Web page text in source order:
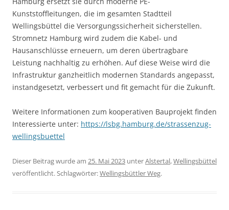
Kunststoffleitungen, die im gesamten Stadtteil
Wellingsbüttel die Versorgungssicherheit sicherstellen.
Stromnetz Hamburg wird zudem die Kabel- und
Hausanschlüsse erneuern, um deren übertragbare
Leistung nachhaltig zu erhöhen. Auf diese Weise wird die
Infrastruktur ganzheitlich modernen Standards angepasst,
instandgesetzt, verbessert und fit gemacht für die Zukunft.
Weitere Informationen zum kooperativen Bauprojekt finden
Interessierte unter: https://lsbg.hamburg.de/strassenzug-
wellingsbuettel
Dieser Beitrag wurde am 25. Mai 2023 unterAlstertal,Wellingsbüttel
veröffentlicht. Schlagwörter:Wellingsbüttler Weg.